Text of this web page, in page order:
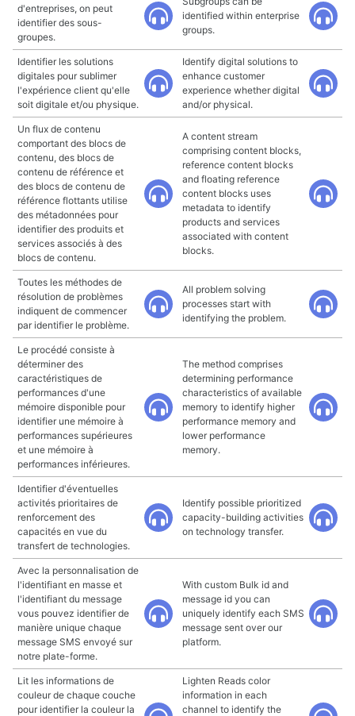
d'entreprises, on peut
identifier des sous-
groupes.
identified within enterprise
groups.
Identifier les solutions
digitales pour sublimer
l'expérience client qu'elle
soit digitale et/ou physique.
Identify digital solutions to
enhance customer
experience whether digital
and/or physical.
Un flux de contenu
comportant des blocs de
contenu, des blocs de
contenu de référence et
des blocs de contenu de
référence flottants utilise
des métadonnées pour
identifier des produits et
services associés à des
blocs de contenu.
A content stream
comprising content blocks,
reference content blocks
and floating reference
content blocks uses
metadata to identify
products and services
associated with content
blocks.
Toutes les méthodes de
résolution de problèmes
indiquent de commencer
par identifier le problème.
All problem solving
processes start with
identifying the problem.
Le procédé consiste à
déterminer des
caractéristiques de
performances d'une
mémoire disponible pour
identifier une mémoire à
performances supérieures
et une mémoire à
performances inférieures.
The method comprises
determining performance
characteristics of available
memory to identify higher
performance memory and
lower performance
memory.
Identifier d'éventuelles
activités prioritaires de
renforcement des
capacités en vue du
transfert de technologies.
Identify possible prioritized
capacity-building activities
on technology transfer.
Avec la personnalisation de
l'identifiant en masse et
l'identifiant du message
vous pouvez identifier de
manière unique chaque
message SMS envoyé sur
notre plate-forme.
With custom Bulk id and
message id you can
uniquely identify each SMS
message sent over our
platform.
Lit les informations de
couleur de chaque couche
pour identifier la couleur la
Lighten Reads color
information in each
channel to identify the